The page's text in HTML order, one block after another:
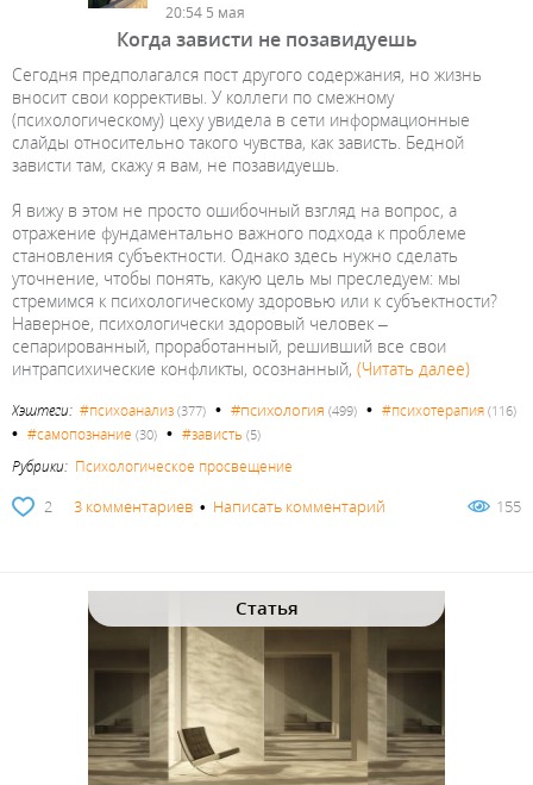
20:54 5 мая
Когда зависти не позавидуешь
Сегодня предполагался пост другого содержания, но жизнь
вносит свои коррективы. У коллеги по смежному
(психологическому) цеху увидела в сети информационные
слайды относительно такого чувства, как зависть. Бедной
зависти там, скажу я вам, не позавидуешь.
Я вижу в этом не просто ошибочный взгляд на вопрос, а
отражение фундаментально важного подхода к проблеме
становления субъектности. Однако здесь нужно сделать
уточнение, чтобы понять, какую цель мы преследуем: мы
стремимся к психологическому здоровью или к субъектности?
Наверное, психологически здоровый человек –
сепарированный, проработанный, решивший все свои
интрапсихические конфликты, осознанный, (Читать далее)
Хэштеги: #психоанализ (377) • #психология (499) • #психотерапия (116)
• #самопознание (30) • #зависть (5)
Рубрики: Психологическое просвещение
2 3 комментариев • Написать комментарий 155
Статья